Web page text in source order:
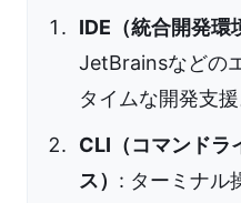
IDE（統合開発環
JetBrainsなどの
タイムな開発支援
CLI（コマンドラ
ス） : ターミナル